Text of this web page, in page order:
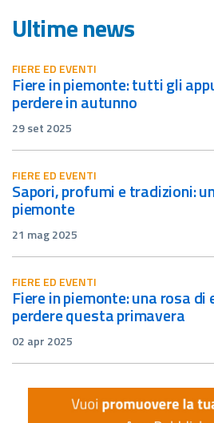
Ultime news
FIERE ED EVENTI
fiere in piemonte: tutti gli appuntamenti da non
perdere in autunno
29 set 2025
FIERE ED EVENTI
sapori, profumi e tradizioni: un’estate di fiere in
piemonte
21 mag 2025
FIERE ED EVENTI
fiere in piemonte: una rosa di eventi da non
perdere questa primavera
02 apr 2025